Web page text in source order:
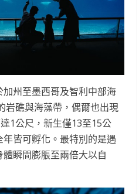
州至墨西哥及智利中部海
岩礁與海藻帶，偶爾也出現
1公尺，新生僅13至15公
皆可孵化。最特別的是遇
瞬間膨脹至兩倍大以自